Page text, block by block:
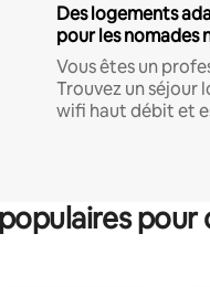
Des logements
pour les nomades
Vous êtes un
Trouvez un séjour
wifi haut débit et